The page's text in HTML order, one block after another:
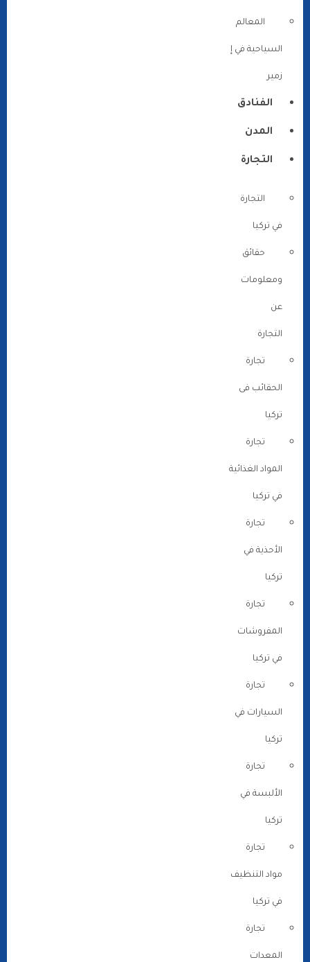
المعالم
السياحية في إ
زمير
الفنادق
المدن
التجارة
التجارة
في تركيا
حقائق
ومعلومات
عن
التجارة
تجارة
الحقائب فى
تركيا
تجارة
المواد الغذائية
في تركيا
تجارة
الأحذية في
تركيا
تجارة
المفروشات
في تركيا
تجارة
السيارات في
تركيا
تجارة
الألبسة في
تركيا
تجارة
مواد التنظيف
في تركيا
تجارة
المعدات